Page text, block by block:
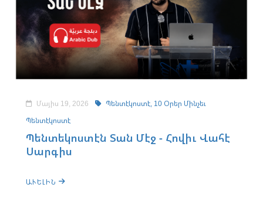
Մայիս 19, 2026 Պենտէկոստէ, 10 Օրեր Մինչեւ
Պենտէկոստէ
Պենտեկոստէն Տան Մէջ - Հովիւ Վահէ
Սարգիս
ԱՒԵԼԻՆ